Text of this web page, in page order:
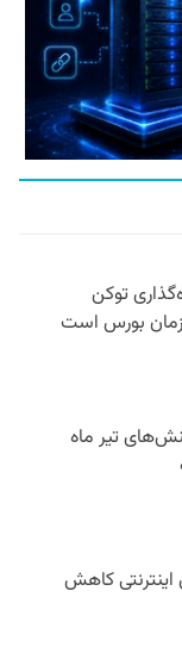
توکن
بورس است
تیر ماه
کاهش